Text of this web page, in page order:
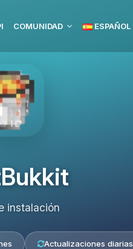
COMUNIDAD ESPAÑOL
instalación
Actualizaciones diarias